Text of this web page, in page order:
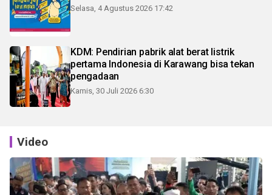
Selasa, 4 Agustus 2026 17:42
KDM: Pendirian pabrik alat berat listrik
pertama Indonesia di Karawang bisa tekan
pengadaan
Kamis, 30 Juli 2026 6:30
Video